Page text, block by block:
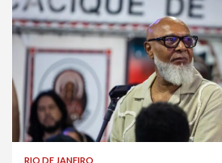
RIO DE JANEIRO